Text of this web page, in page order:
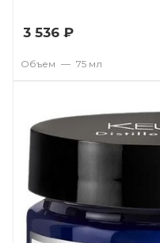
3 536 ₽
Объем — 75 мл